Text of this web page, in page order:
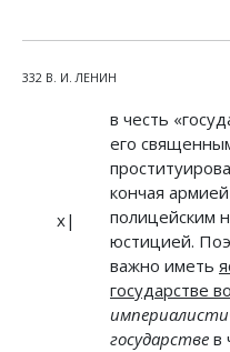
332 В. И. ЛЕНИН
х|
в честь
его
кончая
полицейским
юстицией.
важно иметь
государстве
государстве в